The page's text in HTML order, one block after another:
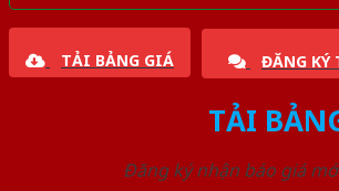
TẢI BẢNG GIÁ ĐĂNG KÝ
TẢI
Đăng ký nhận báo giá